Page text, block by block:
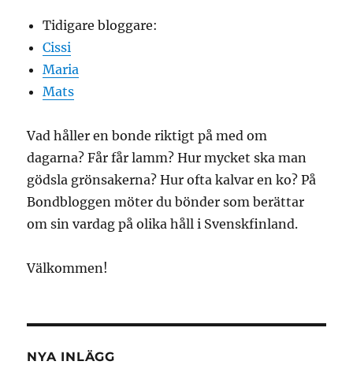
Tidigare bloggare:
Cissi
Maria
Mats
Vad håller en bonde riktigt på med om
dagarna? Får får lamm? Hur mycket ska man
gödsla grönsakerna? Hur ofta kalvar en ko? På
Bondbloggen möter du bönder som berättar
om sin vardag på olika håll i Svenskfinland.
Välkommen!
NYA INLÄGG